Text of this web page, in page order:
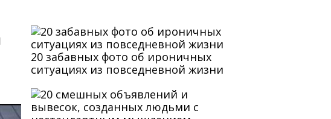
20 забавных фото об ироничных
ситуациях из повседневной жизни